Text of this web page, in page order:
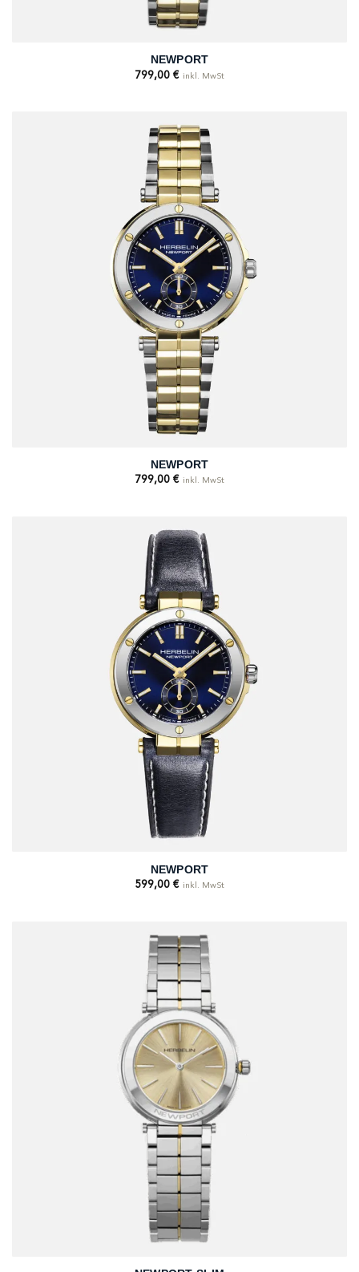
NEWPORT
799,00 € inkl. MwSt
NEWPORT
799,00 € inkl. MwSt
NEWPORT
599,00 € inkl. MwSt